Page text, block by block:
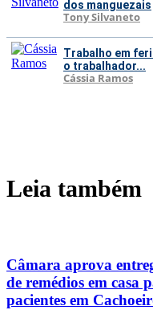
dos manguezais
Tony Silvaneto
Trabalho em
o trabalhador...
Cássia Ramos
Leia também
Câmara aprova
de remédios em casa
pacientes em